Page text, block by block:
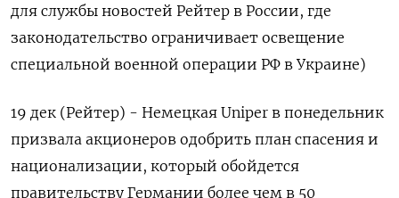
для службы новостей Рейтер в России, где
законодательство ограничивает освещение
специальной военной операции РФ в Украине)
19 дек (Рейтер) - Немецкая Uniper в понедельник
призвала акционеров одобрить план спасения и
национализации, который обойдется
правительству Германии более чем в 50